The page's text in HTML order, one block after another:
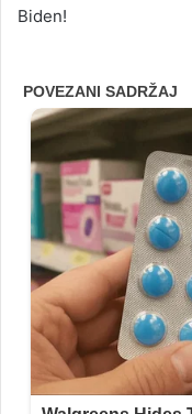
Biden!